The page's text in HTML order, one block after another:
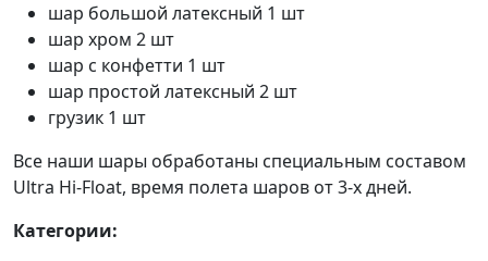
шар большой латексный 1 шт
шар хром 2 шт
шар с конфетти 1 шт
шар простой латексный 2 шт
грузик 1 шт
Все наши шары обработаны специальным составом
Ultra Hi-Float, время полета шаров от 3-х дней.
Категории: